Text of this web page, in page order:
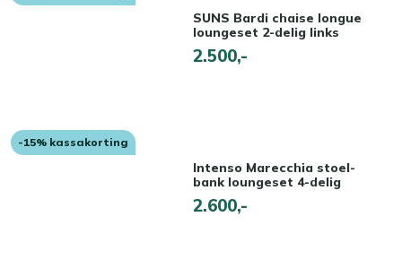
SUNS Bardi chaise longue
loungeset 2-delig links
2.500,-
-15% kassakorting
Intenso Marecchia stoel-
bank loungeset 4-delig
2.600,-